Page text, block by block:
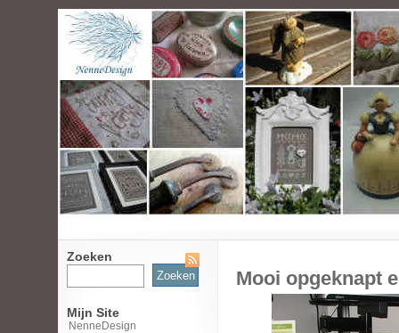
Zoeken
Zoeken
naar:
Mijn Site
NenneDesign
Mooi opgeknapt